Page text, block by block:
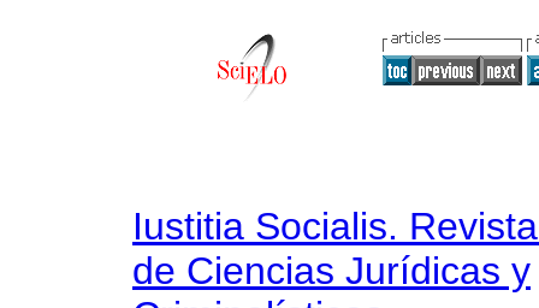
Iustitia Socialis.
de Ciencias Jurídicas y